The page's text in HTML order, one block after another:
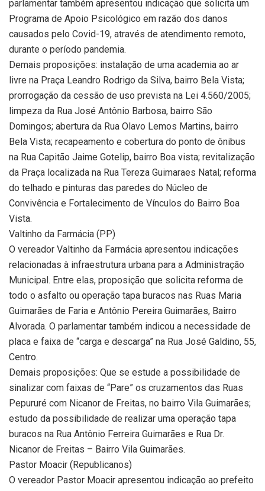
parlamentar também apresentou indicação que solicita um
Programa de Apoio Psicológico em razão dos danos
causados pelo Covid-19, através de atendimento remoto,
durante o período pandemia.
Demais proposições: instalação de uma academia ao ar
livre na Praça Leandro Rodrigo da Silva, bairro Bela Vista;
prorrogação da cessão de uso prevista na Lei 4.560/2005;
limpeza da Rua José Antônio Barbosa, bairro São
Domingos; abertura da Rua Olavo Lemos Martins, bairro
Bela Vista; recapeamento e cobertura do ponto de ônibus
na Rua Capitão Jaime Gotelip, bairro Boa vista; revitalização
da Praça localizada na Rua Tereza Guimaraes Natal; reforma
do telhado e pinturas das paredes do Núcleo de
Convivência e Fortalecimento de Vínculos do Bairro Boa
Vista.
Valtinho da Farmácia (PP)
O vereador Valtinho da Farmácia apresentou indicações
relacionadas à infraestrutura urbana para a Administração
Municipal. Entre elas, proposição que solicita reforma de
todo o asfalto ou operação tapa buracos nas Ruas Maria
Guimarães de Faria e Antônio Pereira Guimarães, Bairro
Alvorada. O parlamentar também indicou a necessidade de
placa e faixa de “carga e descarga” na Rua José Galdino, 55,
Centro.
Demais proposições: Que se estude a possibilidade de
sinalizar com faixas de “Pare” os cruzamentos das Ruas
Pepururé com Nicanor de Freitas, no bairro Vila Guimarães;
estudo da possibilidade de realizar uma operação tapa
buracos na Rua Antônio Ferreira Guimarães e Rua Dr.
Nicanor de Freitas – Bairro Vila Guimarães.
Pastor Moacir (Republicanos)
O vereador Pastor Moacir apresentou indicação ao prefeito